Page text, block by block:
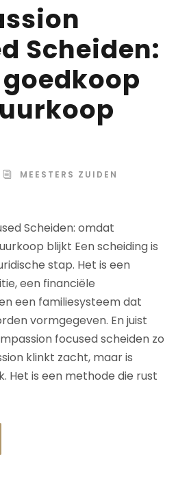
Scheiden:
MEESTERS ZUIDEN
Scheiden: omdat
blijkt Een scheiding is
stap. Het is een
een financiële
een familiesysteem dat
vormgegeven. En juist
focused scheiden zo
klinkt zacht, maar is
Het is een methode die rust